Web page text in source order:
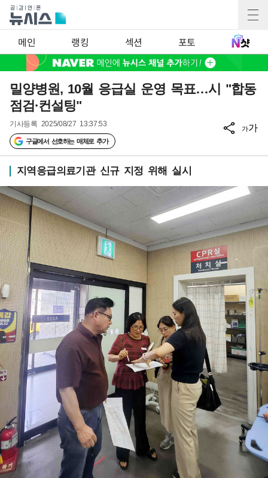
메인 랭킹 섹션 포토
밀양병원, 10월 응급실 운영 목표…시 "합동
점검·컨설팅"
기사등록 2025/08/27 13:37:53
구글에서 선호하는 매체로 추가
가가
지역응급의료기관 신규 지정 위해 실시